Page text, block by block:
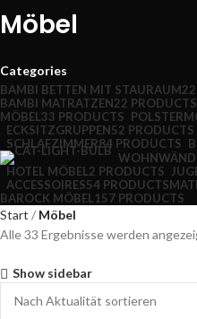
Möbel
Categories
BAMBI BETTEN MIT STAURAUM
BAMBI MATRATZEN22 PRODUCTS
MÖBEL 33 PRODUCTS
ECKSITZGRUPPEN52 PRODUCTS
SCHLAFZIMMER84 PRODUCTS
HOTEL MÖBEL 2 PRODUCTS
ACCESSOIRES54 PRODUCTS
BAROCK MÖBEL 157 PRODUCTS
Start
Möbel
Alle 33 Ergebnisse werden
Show sidebar